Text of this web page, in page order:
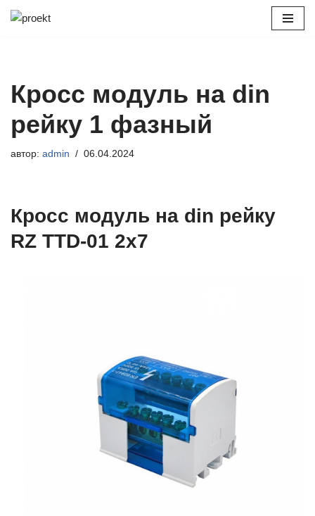
Кросс модуль на din
рейку 1 фазный
автор: admin 06.04.2024
Кросс модуль на din рейку
RZ TTD-01 2х7